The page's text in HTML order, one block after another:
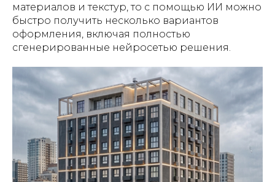
материалов и текстур, то с помощью ИИ можно
быстро получить несколько вариантов
оформления, включая полностью
сгенерированные нейросетью решения.